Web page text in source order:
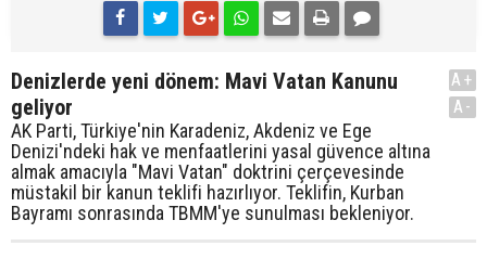
Denizlerde yeni dönem: Mavi Vatan Kanunu
geliyor
AK Parti, Türkiye'nin Karadeniz, Akdeniz ve Ege
Denizi'ndeki hak ve menfaatlerini yasal güvence altına
almak amacıyla "Mavi Vatan" doktrini çerçevesinde
müstakil bir kanun teklifi hazırlıyor. Teklifin, Kurban
Bayramı sonrasında TBMM'ye sunulması bekleniyor.
A+
A-